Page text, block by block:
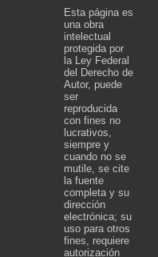
Esta página es
una obra
intelectual
protegida por
la Ley Federal
del Derecho de
Autor, puede
ser
reproducida
con fines no
lucrativos,
siempre y
cuando no se
mutile, se cite
la fuente
completa y su
dirección
electrónica; su
uso para otros
fines, requiere
autorización